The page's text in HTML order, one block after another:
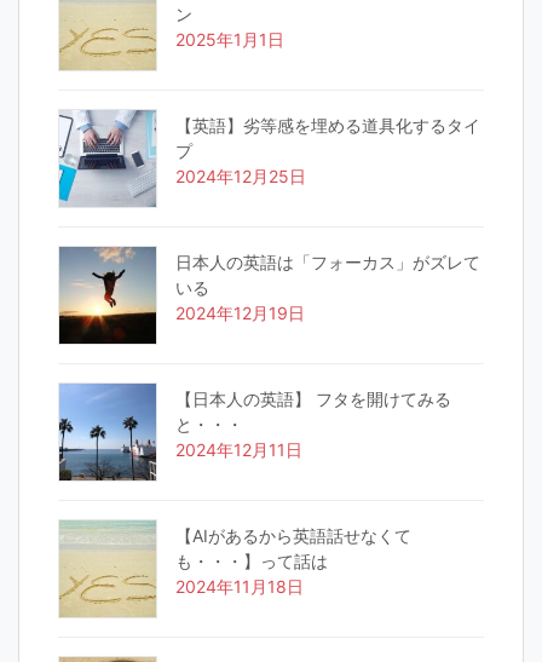
ン
2025年1月1日
【英語】劣等感を埋める道具化するタイ
プ
2024年12月25日
日本人の英語は「フォーカス」がズレて
いる
2024年12月19日
【日本人の英語】 フタを開けてみる
と・・・
2024年12月11日
【AIがあるから英語話せなくて
も・・・】って話は
2024年11月18日